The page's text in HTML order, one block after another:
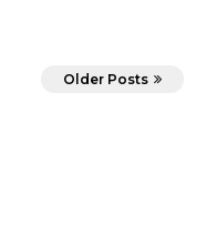
Older Posts